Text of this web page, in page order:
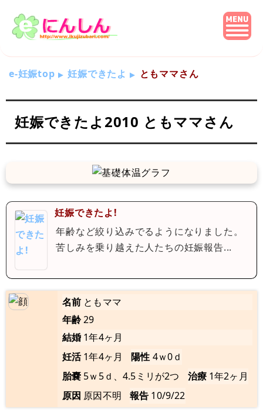
e-妊娠top 妊娠できたよ ともママさん
妊娠できたよ2010 ともママさん
妊娠できたよ!
年齢など絞り込みでるようになりました。
苦しみを乗り越えた人たちの妊娠報告...
名前 ともママ
年齢29
結婚 1年4ヶ月
妊活 1年4ヶ月 陽性 4ｗ0ｄ
胎嚢 5ｗ5ｄ、4.5ミリが2つ 治療 1年2ヶ月
原因 原因不明 報告 10/9/22